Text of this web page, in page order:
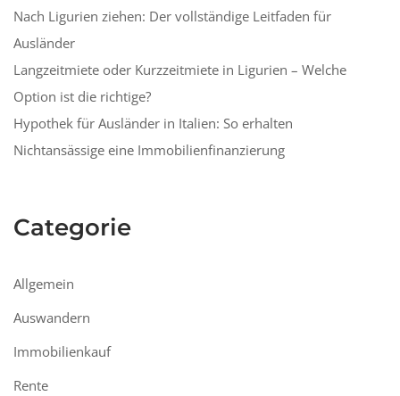
Nach Ligurien ziehen: Der vollständige Leitfaden für
Ausländer
Langzeitmiete oder Kurzzeitmiete in Ligurien – Welche
Option ist die richtige?
Hypothek für Ausländer in Italien: So erhalten
Nichtansässige eine Immobilienfinanzierung
Categorie
Allgemein
Auswandern
Immobilienkauf
Rente